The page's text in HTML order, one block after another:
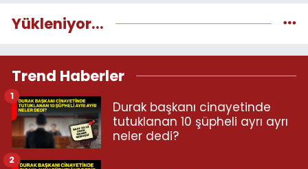
Yükleniyor...
Trend Haberler
Durak başkanı cinayetinde
tutuklanan 10 şüpheli ayrı ayrı
neler dedi?
1
2